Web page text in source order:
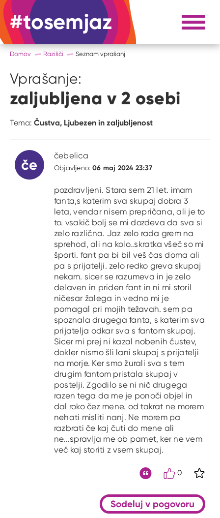
#tosemjaz #to sem jaz Razpri
Domov Razišči Seznam vprašanj
Vprašanje:
zaljubljena v 2 osebi
Tema: Čustva, Ljubezen in zaljubljenost
če
čebelica
Objavljeno:06 maj 2024 23:37
pozdravljeni. Stara sem 21 let. imam
fanta,s katerim sva skupaj dobra 3
leta, vendar nisem prepričana, ali je to
to. vsakič bolj se mi dozdeva da sva si
zelo različna. Jaz zelo rada grem na
sprehod, ali na kolo..skratka všeč so mi
športi. fant pa bi bil veš čas doma ali
pa s prijatelji. zelo redko greva skupaj
nekam. sicer se razumeva in je zelo
delaven in priden fant in ni mi storil
ničesar žalega in vedno mi je
pomagal pri mojih težavah. sem pa
spoznala drugega fanta, s katerim sva
prijatelja odkar sva s fantom skupaj.
Sicer mi prej ni kazal nobenih čustev,
dokler nismo šli lani skupaj s prijatelji
na morje. Ker smo žurali sva s tem
drugim fantom pristala skupaj v
postelji. Zgodilo se ni nič drugega
razen tega da me je ponoči objel in
dal roko čez mene. od takrat ne morem
nehati misliti nanj. Ne morem pa
razbrati če kaj čuti do mene ali
ne...spravlja me ob pamet, ker ne vem
več kaj storiti z vsem skupaj.
0
Sodeluj v pogovoru